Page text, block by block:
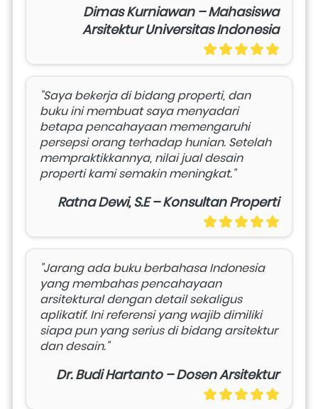
Dimas Kurniawan – Mahasiswa
Arsitektur Universitas Indonesia
"Saya bekerja di bidang properti, dan
buku ini membuat saya menyadari
betapa pencahayaan memengaruhi
persepsi orang terhadap hunian. Setelah
mempraktikkannya, nilai jual desain
properti kami semakin meningkat."
Ratna Dewi, S.E – Konsultan Properti
"Jarang ada buku berbahasa Indonesia
yang membahas pencahayaan
arsitektural dengan detail sekaligus
aplikatif. Ini referensi yang wajib dimiliki
siapa pun yang serius di bidang arsitektur
dan desain."
Dr. Budi Hartanto – Dosen Arsitektur